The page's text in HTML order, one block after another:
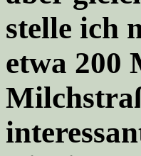
stelle ich
etwa 200